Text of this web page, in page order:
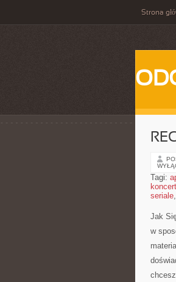
Strona
Tagi:
seriale,
Jak
w